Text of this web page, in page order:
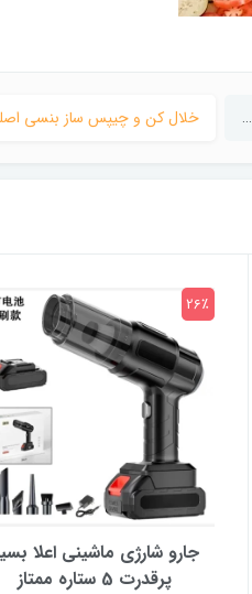
چراغ قوه چندکاره Ruilang مدل RL-S2305
جارو شارژی ماشینی اعلا
پرقدرت 5 ستاره ممتاز
26٪